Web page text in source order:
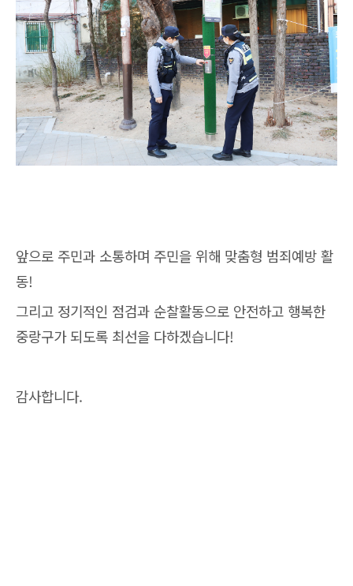
앞으로 주민과 소통하며 주민을 위해 맞춤형 범죄예방 활
동!
그리고 정기적인 점검과 순찰활동으로 안전하고 행복한
중랑구가 되도록 최선을 다하겠습니다!
감사합니다.